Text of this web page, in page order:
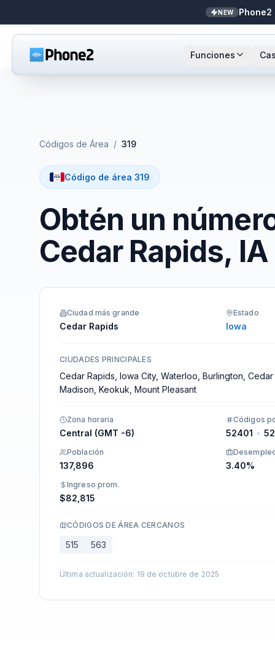
NEW
Funciones
Identificador de llamadas
Analíticas de llamadas
Bandeja unificada
Zapier NEW
Soporte y éxito
Códigos de Área / 319
Código de área 319
Obtén un
Cedar Rapids, IA
Ciudad más grande
Cedar Rapids
Estado
Iowa
CIUDADES PRINCIPALES
Cedar Rapids, Iowa City, Waterloo, Burlington,
Madison, Keokuk, Mount Pleasant
Zona horaria
Central (GMT -6)
Códigos
52401 •
Población
137,896 3.40%
Ingreso prom.
$82,815
CÓDIGOS DE ÁREA CERCANOS
515 563
Última actualización: 19 de octubre de 2025